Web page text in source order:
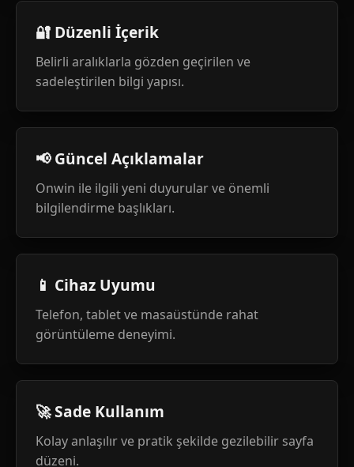
🔐 Düzenli İçerik
Belirli aralıklarla gözden geçirilen ve
sadeleştirilen bilgi yapısı.
📢 Güncel Açıklamalar
Onwin ile ilgili yeni duyurular ve önemli
bilgilendirme başlıkları.
📱 Cihaz Uyumu
Telefon, tablet ve masaüstünde rahat
görüntüleme deneyimi.
🚀 Sade Kullanım
Kolay anlaşılır ve pratik şekilde gezilebilir sayfa
düzeni.